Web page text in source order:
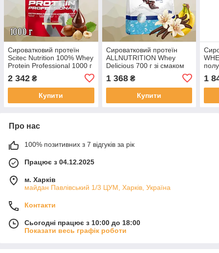
Сироватковий протеїн
Scitec Nutrition 100% Whey
Protein Professional 1000 г
2 342 ₴
Купити
Сироватковий протеїн
ALLNUTRITION Whey
Delicious 700 г зі смаком
1 368₴
Купити
1
Про нас
100% позитивних з 7 відгуків за рік
Працює з 04.12.2025
м. Харків
майдан Павлівський 1/3 ЦУМ, Харків, Україна
Контакти
Сьогодні працює з 10:00 до 18:00
Показати весь графік роботи